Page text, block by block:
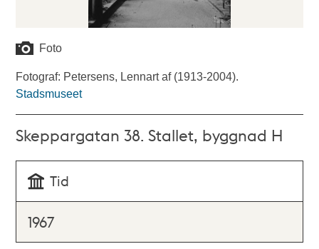
Foto
Fotograf: Petersens, Lennart af (1913-2004).
Stadsmuseet
Skeppargatan 38. Stallet, byggnad H
Tid
1967